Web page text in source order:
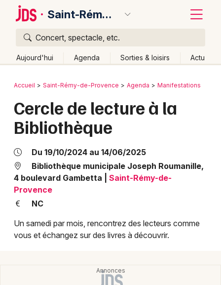
Saint-Rémy-de-Provence
Concert, spectacle, etc.
Aujourd'hui Agenda Sorties & loisirs Actu
Publier un événement
Grands événements
Activité & Expérience
Manifestations
Spectacles
Bordeaux
Colmar
Lyon
Marseille
Mulhouse
Montpellier
Retour
Accueil Saint-Rémy-de-Provence Agenda Manifestations
Cercle de lecture à la
Bibliothèque
Du 19/10/2024 au 14/06/2025
Bibliothèque municipale Joseph Roumanille,
4 boulevard Gambetta
Saint-Rémy-de-
Provence
NC
Un samedi par mois, rencontrez des lecteurs comme
vous et échangez sur des livres à découvrir.
Quoi ?
Où ?
Bouches du Rhône (13)
Provence-Alpes-Côte-d'Azur
Partout
Près de moi Changer de lieu
Aujourd'hui
Demain Ce week-end Autre